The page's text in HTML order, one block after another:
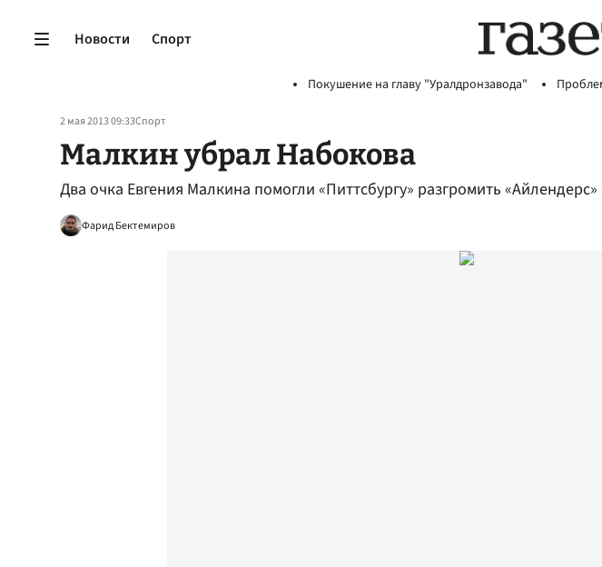
Новости Спорт
Покушение на главу "Уралдронзавода"
2 мая 2013 09:33Спорт
Малкин убрал Набокова
Два очка Евгения Малкина помогли «Питтсбургу» разгромить
Фарид Бектемиров